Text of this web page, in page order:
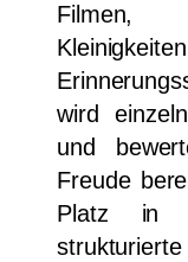
Filmen,
wird
und
Freude
Platz in